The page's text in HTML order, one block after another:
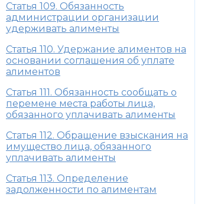
Статья 109. Обязанность
администрации организации
удерживать алименты
Статья 110. Удержание алиментов на
основании соглашения об уплате
алиментов
Статья 111. Обязанность сообщать о
перемене места работы лица,
обязанного уплачивать алименты
Статья 112. Обращение взыскания на
имущество лица, обязанного
уплачивать алименты
Статья 113. Определение
задолженности по алиментам